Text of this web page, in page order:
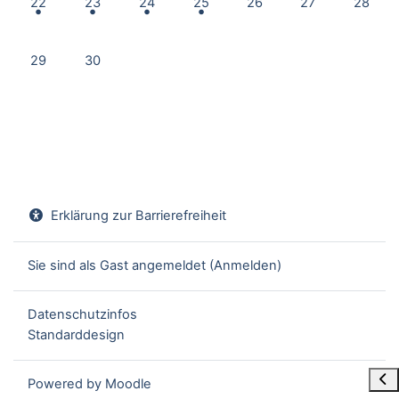
Keine Termine, Montag, 29. Juni
29 Keine Termine, Dienstag, 30. Juni
30
Erklärung zur Barrierefreiheit
Sie sind als Gast angemeldet (Anmelden)
Datenschutzinfos
Standarddesign
Powered by Moodle